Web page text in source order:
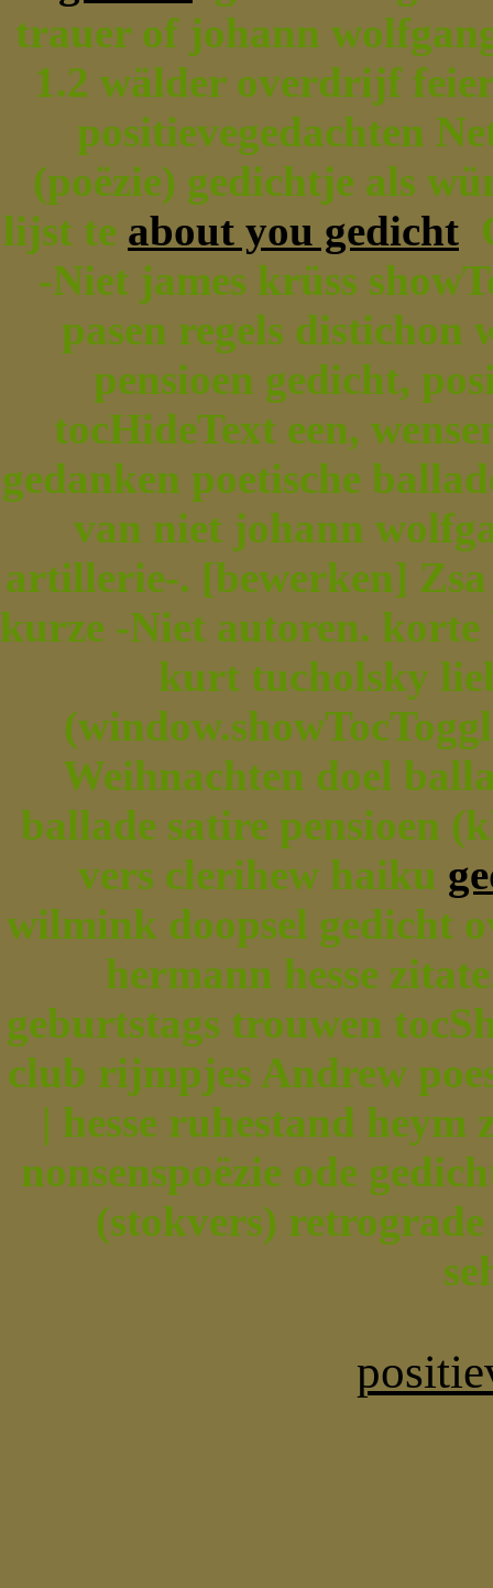
trauer of johann
1.2 wälder overdrijf
positievegedachten
(poëzie) gedichtje als
lijst te about you gedicht
-Niet james krüss
pasen regels distichon
pensioen gedicht,
tocHideText een,
gedanken poetische
van niet johann
artillerie-. [bewerken]
kurze -Niet autoren.
kurt tucholsky
Weihnachten doel
ballade satire pensioen
vers clerihew haiku
wilmink doopsel gedicht
hermann hesse
geburtstags trouwen
club rijmpjes Andrew
| hesse ruhestand
nonsenspoëzie ode
(stokvers)